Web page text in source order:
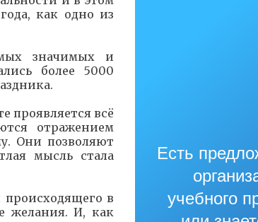
как одно из
значимых и
более 5000
проявляется всё
отражением
Они позволяют
мысль стала
происходящего в
желания. И, как
Есть
учебного